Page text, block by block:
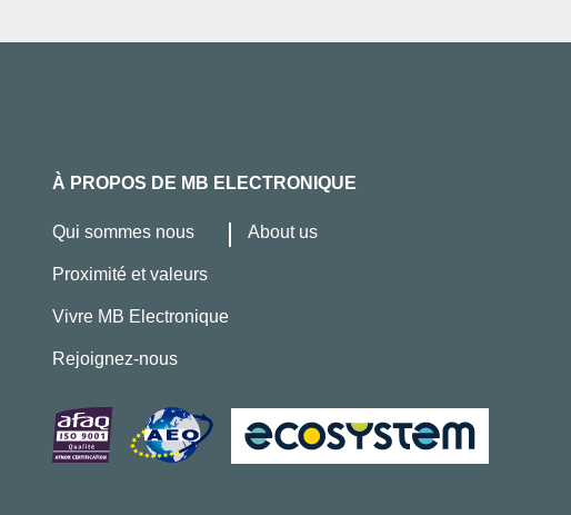
À PROPOS DE MB ELECTRONIQUE
Qui sommes nous About us
Proximité et valeurs
Vivre MB Electronique
Rejoignez-nous